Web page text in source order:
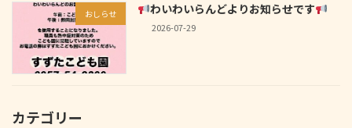
おしらせ わいわいらんどよりお知らせです
2026-07-29
カテゴリー